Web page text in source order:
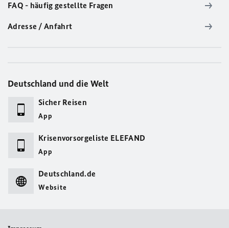
FAQ - häufig gestellte Fragen
Adresse / Anfahrt
Deutschland und die Welt
Sicher Reisen
App
Krisenvorsorgeliste ELEFAND
App
Deutschland.de
Website